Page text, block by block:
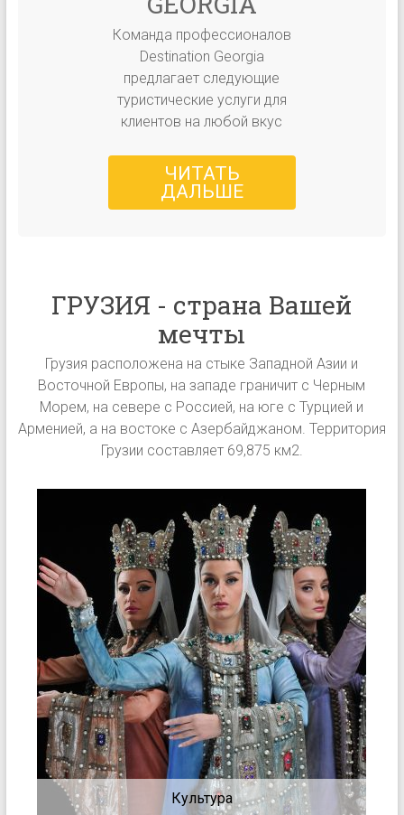
Команда профессионалов
Destination Georgia
предлагает следующие
туристические услуги для
клиентов на любой вкус
ЧИТАТЬ
ДАЛЬШЕ
ГРУЗИЯ - страна Вашей
мечты
Грузия расположена на стыке Западной Азии и
Восточной Европы, на западе граничит с Черным
Морем, на севере с Россией, на юге с Турцией и
Арменией, а на востоке с Азербайджаном. Территория
Грузии составляет 69,875 км2.
Культура